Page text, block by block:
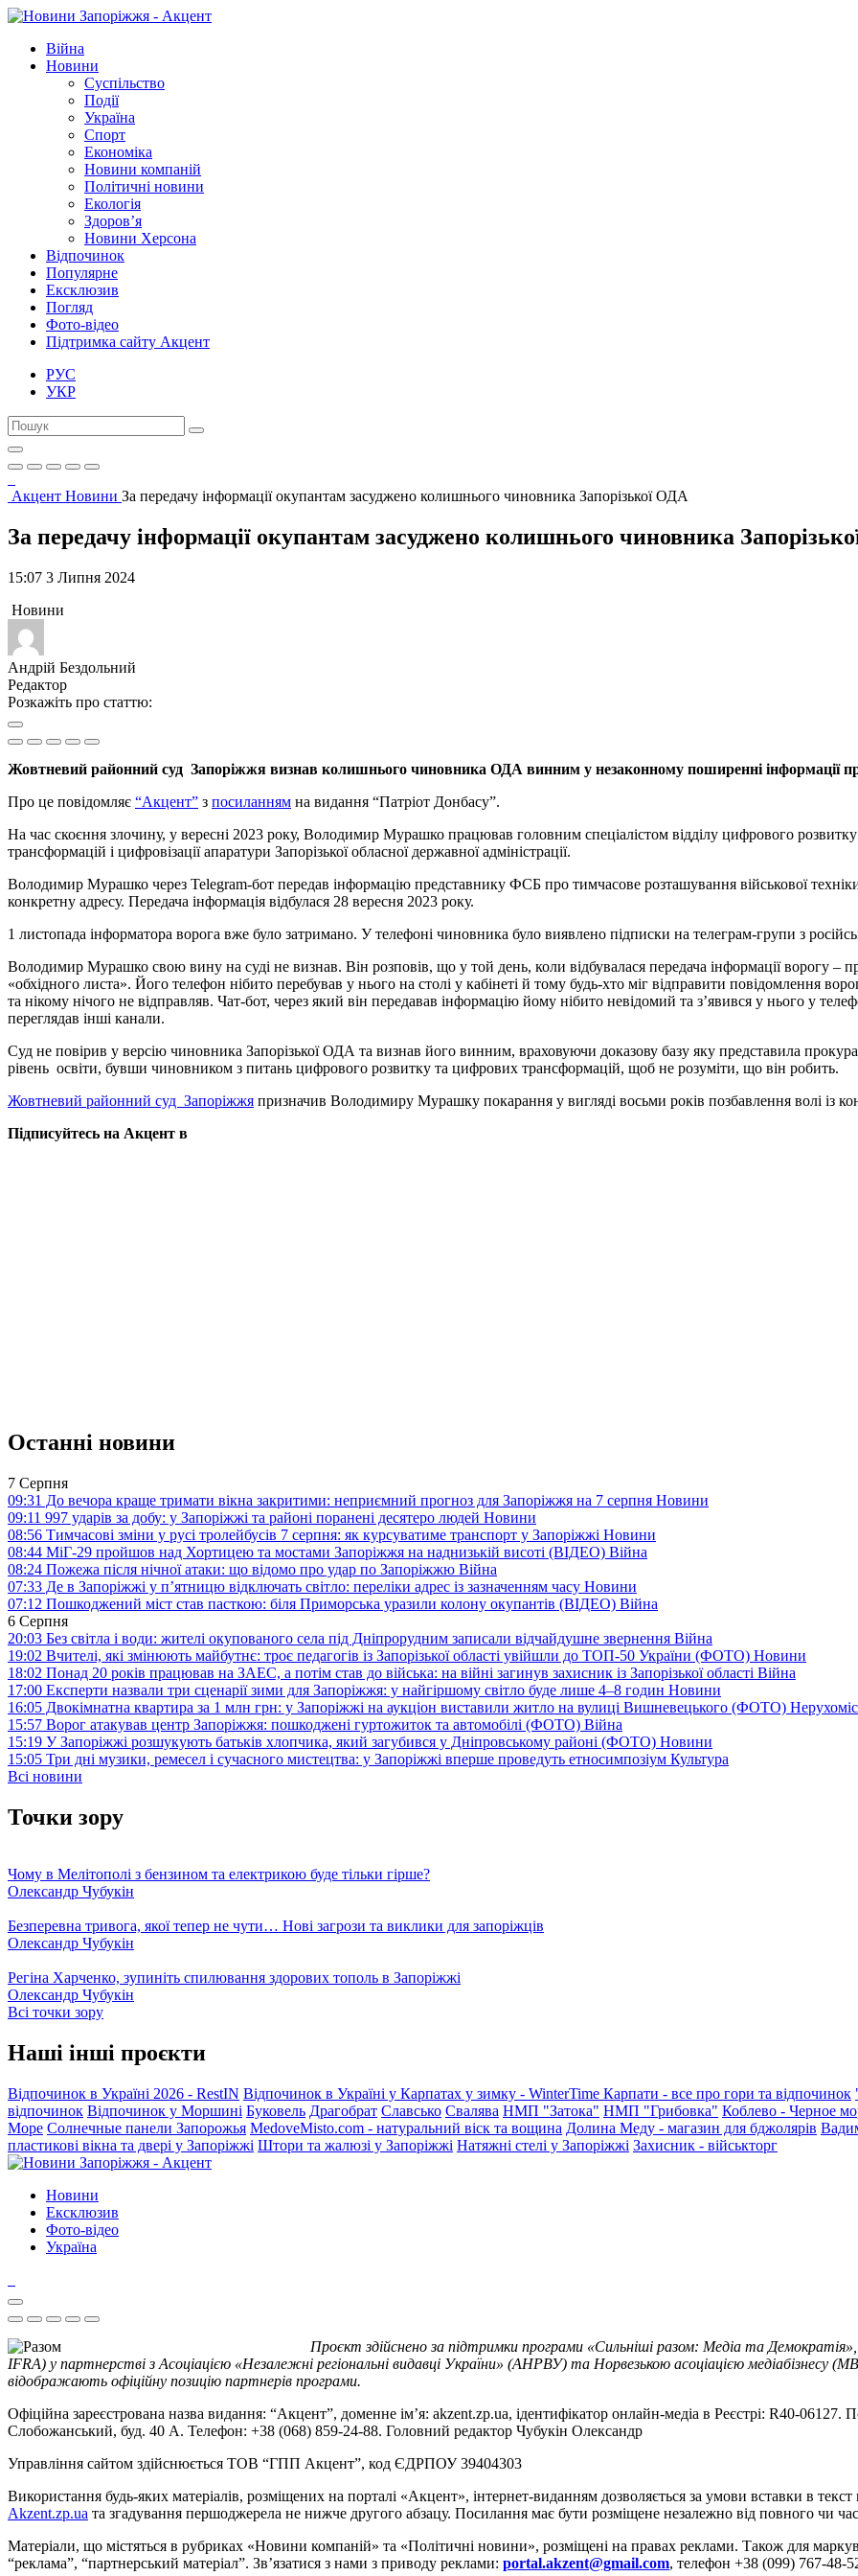
Війна
Новини
Суспільство
Події
Україна
Спорт
Економіка
Новини компаній
Політичні новини
Екологія
Здоров’я
Новини Херсона
Відпочинок
Популярне
Ексклюзив
Погляд
Фото-відео
Підтримка сайту Акцент
РУС
УКР
Акцент Новини За передачу інформації окупантам засуджено колишнього чиновника Запорізької ОДА
За передачу інформації окупантам засуджено колишнього чиновника
15:07 3 Липня 2024
Новини
Андрій Бездольний
Редактор
Розкажіть про статтю:
Жовтневий районний суд Запоріжжя визнав колишнього чиновника ОДА винним у незаконному поширенні інформації
Про це повідомляє “Акцент” з посиланням на видання “Патріот Донбасу”.
На час скоєння злочину, у вересні 2023 року, Володимир Мурашко працював головним спеціалістом відділу цифрового
трансформацій і цифровізації апаратури Запорізької обласної державної адміністрації.
Володимир Мурашко через Telegram-бот передав інформацію представнику ФСБ про тимчасове розташування військової
конкретну адресу. Передача інформація відбулася 28 вересня 2023 року.
1 листопада інформатора ворога вже було затримано. У телефоні чиновника було виявлено підписки на телеграм-групи з
Володимир Мурашко свою вину на суді не визнав. Він розповів, що у той день, коли відбувалася передача інформації ворогу –
«обхідного листа». Його телефон нібито перебував у нього на столі у кабінеті й тому будь-хто міг відправити повідомлення
та нікому нічого не відправляв. Чат-бот, через який він передавав інформацію йому нібито невідомий та з’явився у нього у
переглядав інші канали.
Суд не повірив у версію чиновника Запорізької ОДА та визнав його винним, враховуючи доказову базу яку представила
рівень освіти, бувши чиновником з питань цифрового розвитку та цифрових трансформацій, щоб не розуміти, що він робить.
Жовтневий районний суд Запоріжжя призначив Володимиру Мурашку покарання у вигляді восьми років позбавлення волі із
Підписуйтесь на Акцент в
Останні новини
7 Серпня
09:31 До вечора краще тримати вікна закритими: неприємний прогноз для Запоріжжя на 7 серпня Новини
09:11 997 ударів за добу: у Запоріжжі та районі поранені десятеро людей Новини
08:56 Тимчасові зміни у русі тролейбусів 7 серпня: як курсуватиме транспорт у Запоріжжі Новини
08:44 МіГ-29 пройшов над Хортицею та мостами Запоріжжя на наднизькій висоті (ВІДЕО) Війна
08:24 Пожежа після нічної атаки: що відомо про удар по Запоріжжю Війна
07:33 Де в Запоріжжі у п’ятницю відключать світло: переліки адрес із зазначенням часу Новини
07:12 Пошкоджений міст став пасткою: біля Приморська уразили колону окупантів (ВІДЕО) Війна
6 Серпня
20:03 Без світла і води: жителі окупованого села під Дніпрорудним записали відчайдушне звернення Війна
19:02 Вчителі, які змінюють майбутнє: троє педагогів із Запорізької області увійшли до ТОП-50 України (ФОТО) Новини
18:02 Понад 20 років працював на ЗАЕС, а потім став до війська: на війні загинув захисник із Запорізької області Війна
17:00 Експерти назвали три сценарії зими для Запоріжжя: у найгіршому світло буде лише 4–8 годин Новини
16:05 Двокімнатна квартира за 1 млн грн: у Запоріжжі на аукціон виставили житло на вулиці Вишневецького (ФОТО)
15:57 Ворог атакував центр Запоріжжя: пошкоджені гуртожиток та автомобілі (ФОТО) Війна
15:19 У Запоріжжі розшукують батьків хлопчика, який загубився у Дніпровському районі (ФОТО) Новини
15:05 Три дні музики, ремесел і сучасного мистецтва: у Запоріжжі вперше проведуть етносимпозіум Культура
Всі новини
Точки зору
Чому в Мелітополі з бензином та електрикою буде тільки гірше?
Олександр Чубукін
Безперевна тривога, якої тепер не чути… Нові загрози та виклики для запоріжців
Олександр Чубукін
Регіна Харченко, зупиніть спилювання здорових тополь в Запоріжжі
Олександр Чубукін
Всі точки зору
Наші інші проєкти
Відпочинок в Україні 2026 - RestIN Відпочинок в Україні у Карпатах у зимку - WinterTime Карпати - все про гори та відпочинок
відпочинок Відпочинок у Моршині Буковель Драгобрат Славсько Свалява НМП "Затока" НМП "Грибовка" Коблево - Черное
Море Солнечные панели Запорожья MedoveMisto.com - натуральний віск та вощина Долина Меду - магазин для бджолярів
пластикові вікна та двері у Запоріжжі Штори та жалюзі у Запоріжжі Натяжні стелі у Запоріжжі Захисник - військторг
Новини
Ексклюзив
Фото-відео
Україна
Проєкт здійснено за підтримки програми «Сильніші разом: Медіа та
IFRA) у партнерстві з Асоціацією «Незалежні регіональні видавці України» (АНРВУ) та Норвезькою асоціацією медіабізнесу
відображають офіційну позицію партнерів програми.
Офіційна зареєстрована назва видання: “Акцент”, доменне ім’я: akzent.zp.ua, ідентифікатор онлайн-медіа в Реєстрі: R40-
Слобожанський, буд. 40 А. Телефон: +38 (068) 859-24-88. Головний редактор Чубукін Олександр
Управління сайтом здійснюється ТОВ “ГПП Акцент”, код ЄДРПОУ 39404303
Використання будь-яких матеріалів, розміщених на порталі «Акцент», інтернет-виданням дозволяється за умови вставки в
Akzent.zp.ua та згадування першоджерела не нижче другого абзацу. Посилання має бути розміщене незалежно від повного чи
Матеріали, що містяться в рубриках «Новини компаній» та «Політичні новини», розміщені на правах реклами. Також для
“реклама”, “партнерський матеріал”. Зв’язатися з нами з приводу реклами: portal.akzent@gmail.com, телефон +38 (099) 767-48-